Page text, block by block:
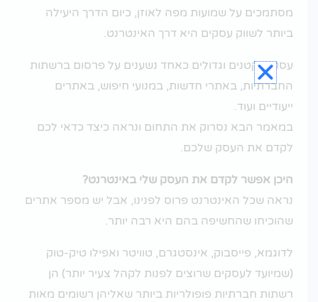
מסתמכים על שמועות מפה לאוזן, כיום הדרך היעילה
ביותר לשווק עסקים היא דרך האינטרנט.
עסקים קטנים וגדולים כאחד נשענים על פרסום ברשתות
החברתיות, באתרי חדשות, במנועי חיפוש, באתרים
ייעודיים ועוד.
במאמר הבא נסרוק את התחום ונראה כיצד כדאי לכם
לקדם את העסק שלכם.
היכן אפשר לקדם את העסק שלי באינטרנט?
נראה שכל האינטרנט פרוס לפנינו, אבל יש מספר אתרים
שהוכיחו שהחשיפה בהם היא רבה יותר.
לדוגמא, פייסבוק, אינסטגרם, טוויטר ואפילו טיק-טוק
(שמיועד לעסקים שרוצים לפנות לקהל צעיר יותר) הן
רשתות חברתיות פופולריות ביותר שאליהן רשומים מאות